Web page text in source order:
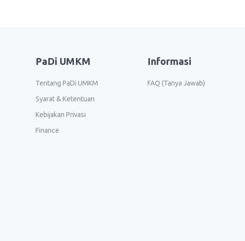
PaDi UMKM
Tentang PaDi UMKM
Syarat & Ketentuan
Kebijakan Privasi
Finance
Informasi
FAQ (Tanya Jawab)